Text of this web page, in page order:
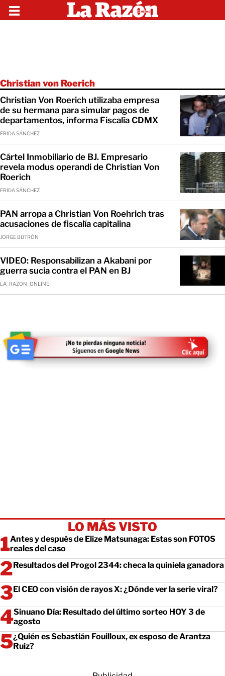
Christian von Roerich
Christian Von Roerich utilizaba empresa
de su hermana para simular pagos de
departamentos, informa Fiscalía CDMX
FRIDA SÁNCHEZ
Cártel Inmobiliario de BJ. Empresario
revela modus operandi de Christian Von
Roerich
FRIDA SÁNCHEZ
PAN arropa a Christian Von Roehrich tras
acusaciones de fiscalía capitalina
JORGE BUTRÓN
VIDEO: Responsabilizan a Akabani por
guerra sucia contra el PAN en BJ
LA_RAZON_ONLINE
LO MÁS VISTO
Antes y después de Elize Matsunaga: Estas son FOTOS
reales del caso
Resultados del Progol 2344: checa la quiniela ganadora
El CEO con visión de rayos X: ¿Dónde ver la serie viral?
Sinuano Día: Resultado del último sorteo HOY 3 de
agosto
¿Quién es Sebastián Fouilloux, ex esposo de Arantza
Ruiz?